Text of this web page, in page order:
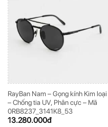
RayBan Nam – Gọng kính Kim loại
– Chống tia UV, Phân cực – Mã
0RB8237_3141K8_53
13.280.000đ